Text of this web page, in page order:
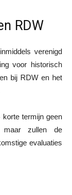
RDW
verenigd
voor historisch
bij RDW en het
termijn geen
maar zullen de
evaluaties